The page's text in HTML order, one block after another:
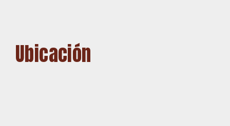
Ubicación